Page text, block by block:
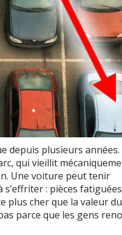
depuis plusieurs années.
qui vieillit
Une voiture peut tenir
: pièces
plus cher que la valeur du
parce que les gens